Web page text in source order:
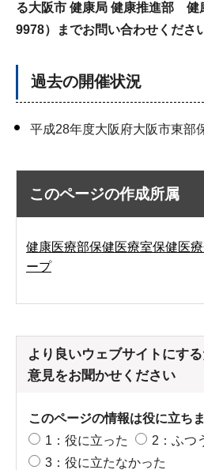
る大阪市 健康局 健康推進部 健
9978）までお問い合わせくださ
過去の開催状況
平成28年度大阪府大阪市東部
このページの作成所属
健康医療部保健医療室保健医
ープ
より良いウェブサイトにす
意見をお聞かせください
このページの情報は役に立ち
1：役に立った
2：ふつ
3：役に立たなかった